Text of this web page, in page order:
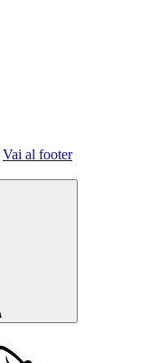
Vai al footer